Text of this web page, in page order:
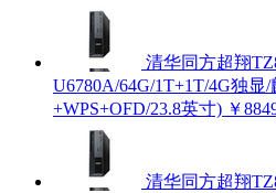
清华同方超翔
U6780A/64G/1T+1T/4G独显
+WPS+OFD/23.8英寸) ￥
清华同方超翔